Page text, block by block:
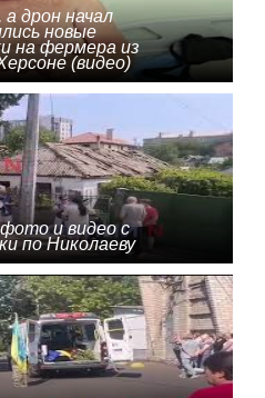
дрон начал
новые
на фермера из
(видео)
и видео с
по Николаеву